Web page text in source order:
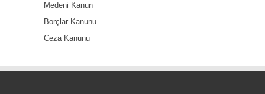
Medeni Kanun
Borçlar Kanunu
Ceza Kanunu